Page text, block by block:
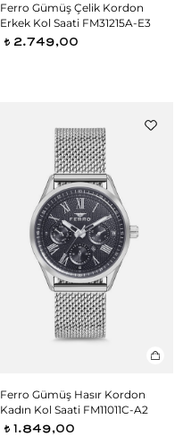
Ferro Gümüş Çelik Kordon
Erkek Kol Saati FM31215A-E3
t 2.749,00
Ferro Gümüş Hasır Kordon
Kadın Kol Saati FM11011C-A2
t 1.849,00